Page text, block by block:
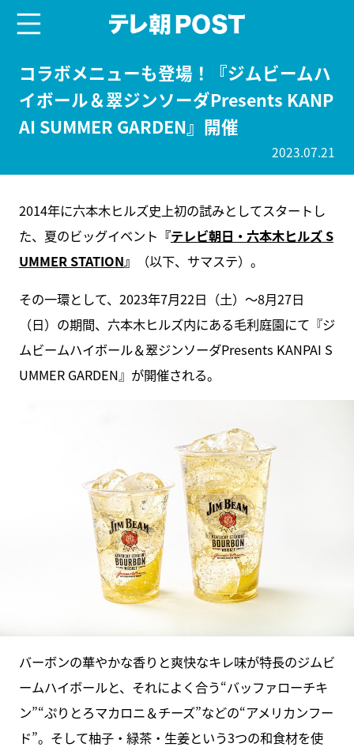
コラボメニューも登場！『ジムビームハ
イボール＆翠ジンソーダPresents KANP
AI SUMMER GARDEN』開催
2023.07.21
2014年に六本木ヒルズ史上初の試みとしてスタートし
た、夏のビッグイベント 『テレビ朝日・六本木ヒルズ S
UMMER STATION』 （以下、サマステ）。
その一環として、2023年7月22日（土）～8月27日
（日）の期間、六本木ヒルズ内にある毛利庭園にて『ジ
ムビームハイボール＆翠ジンソーダPresents KANPAI S
UMMER GARDEN』が開催される。
バーボンの華やかな香りと爽快なキレ味が特長のジムビ
ームハイボールと、それによく合う“バッファローチキ
ン”“ぷりとろマカロニ＆チーズ”などの“アメリカンフー
ド”。そして柚子・緑茶・生姜という3つの和食材を使